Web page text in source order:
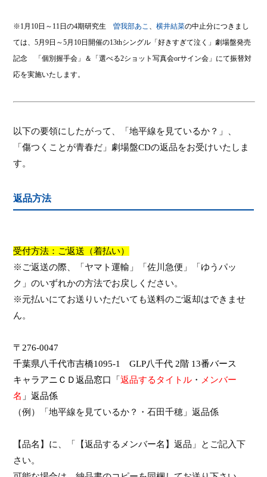
※1 月 10日～ 11 日の4期研究生曽我部あこ 、横井結菜の中止分につきまし
ては、5月9日～5月 10日開催の13thシングル「好きすぎて泣く」劇場盤発売
記念 「個別握手会」＆「選べる2ショット写真会orサイン会」にて振替対
応を実施いたします。
以下の要領にしたがって、「地平線を見ているか？」、
「傷つくことが青春だ」劇場盤CDの返品をお受けいたしま
す。
返品方法
受付方法：ご返送（着払い）
※ご返送の際、「ヤマト運輸」「佐川急便」「ゆうパッ
ク」のいずれかの方法でお戻しください。
※元払いにてお送りいただいても送料のご返却はできませ
ん。
〒276-0047
千葉県八千代市吉橋1095-1 GLP八千代2階 13番バース
キャラアニＣＤ返品窓口「返品するタイトル ・ メンバー
名 」返品係
（例）「地平線を見ているか？・石田千穂」返品係
【品名】に、「【返品するメンバー名】返品」とご記入下
さい。